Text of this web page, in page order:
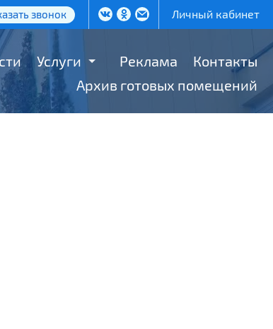
звонок Личный кабинет
Услуги Реклама
Контакты
Архив готовых помещений